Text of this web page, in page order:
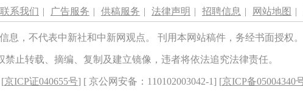
联系我们 | 广告服务 | 供稿服务 | 法律声明 | 招聘信息 | 网站地图 |
息，不代表中新社和中新网观点。 刊用本网站稿件，务经书面授权。
禁止转载、摘编、复制及建立镜像，违者将依法追究法律责任。
京ICP证040655号] [ 京公网安备：110102003042-1] [京ICP备05004340